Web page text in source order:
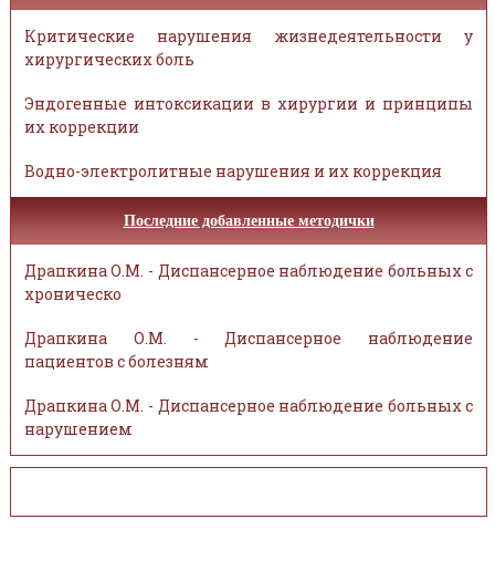
Критические нарушения жизнедеятельности у
хирургических боль
Эндогенные интоксикации в хирургии и принципы
их коррекции
Водно-электролитные нарушения и их коррекция
Последние добавленные методички
Драпкина О.М. - Диспансерное наблюдение больных с
хроническо
Драпкина О.М. - Диспансерное наблюдение
пациентов с болезням
Драпкина О.М. - Диспансерное наблюдение больных с
нарушением